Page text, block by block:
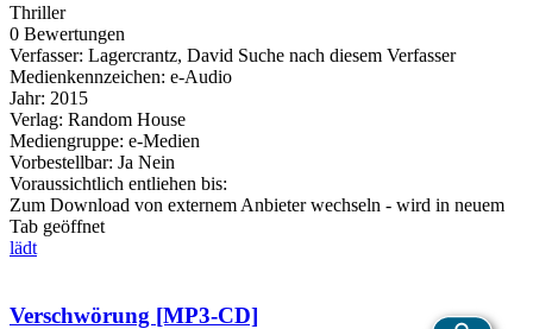
Thriller
0 Bewertungen
Verfasser: Lagercrantz, David Suche nach diesem Verfasser
Medienkennzeichen: e-Audio
Jahr: 2015
Verlag: Random House
Mediengruppe: e-Medien
Vorbestellbar: Ja Nein
Voraussichtlich entliehen bis:
Zum Download von externem Anbieter wechseln - wird in neuem
Tab geöffnet
lädt
Verschwörung [MP3-CD]